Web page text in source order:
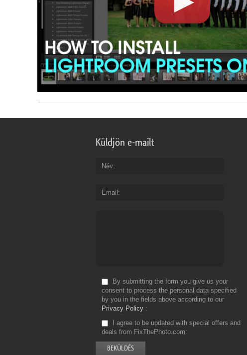
Küldjön e-mailt
Név
Email
By submitting the form you give us your
consent to process the personal data specified
by you in the fields above according to our
Privacy Policy
I agree to be updated with special offers and
deals from FixThePhoto.com